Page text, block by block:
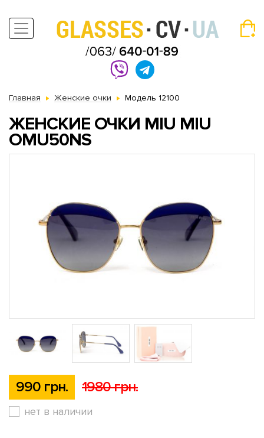
Главная Женские очки Модель 12100
ЖЕНСКИЕ ОЧКИ MIU MIU
OMU50NS
990 грн. 1980 грн.
нет в наличии